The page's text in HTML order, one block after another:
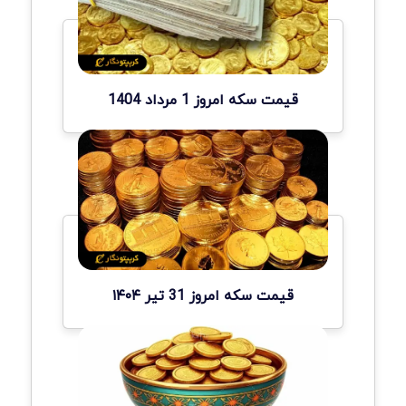
قیمت سکه امروز 1 مرداد 1404
قیمت سکه امروز 31 تیر ۱۴۰۴